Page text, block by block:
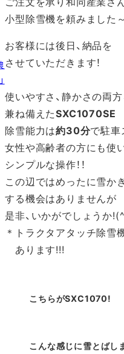
小型除雪機を頼みました～
お客様には後日、納品を
させていただきます！
使いやすさ、静かさの両
兼ね備えたSXC1070SE
除雪能力は約30分で駐車
女性や高齢者の方にも使
シンプルな操作！！
この辺ではめったに雪か
する機会はありませんが
是非、いかがでしょうか
＊トラクタアタッチ除雪
あります!!!
こちらがSXC1070!
こんな感じに雪とばしま